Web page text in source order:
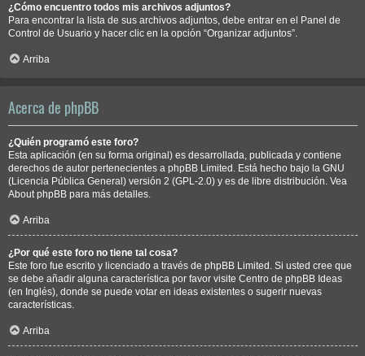
¿Cómo encuentro todos mis archivos adjuntos?
Para encontrar la lista de sus archivos adjuntos, debe entrar en el Panel de
Control de Usuario y hacer clic en la opción “Organizar adjuntos”.
Arriba
Acerca de phpBB
¿Quién programó este foro?
Esta aplicación (en su forma original) es desarrollada, publicada y contiene
derechos de autor pertenecientes a phpBB Limited . Está hecho bajo la GNU
(Licencia Pública General) versión 2 (GPL-2.0) y es de libre distribución. Vea
About phpBB para más detalles.
Arriba
¿Por qué este foro no tiene tal cosa?
Este foro fue escrito y licenciado a través de phpBB Limited. Si usted cree que
se debe añadir alguna característica por favor visite Centro de phpBB Ideas
(en Inglés), donde se puede votar en ideas existentes o sugerir nuevas
características.
Arriba